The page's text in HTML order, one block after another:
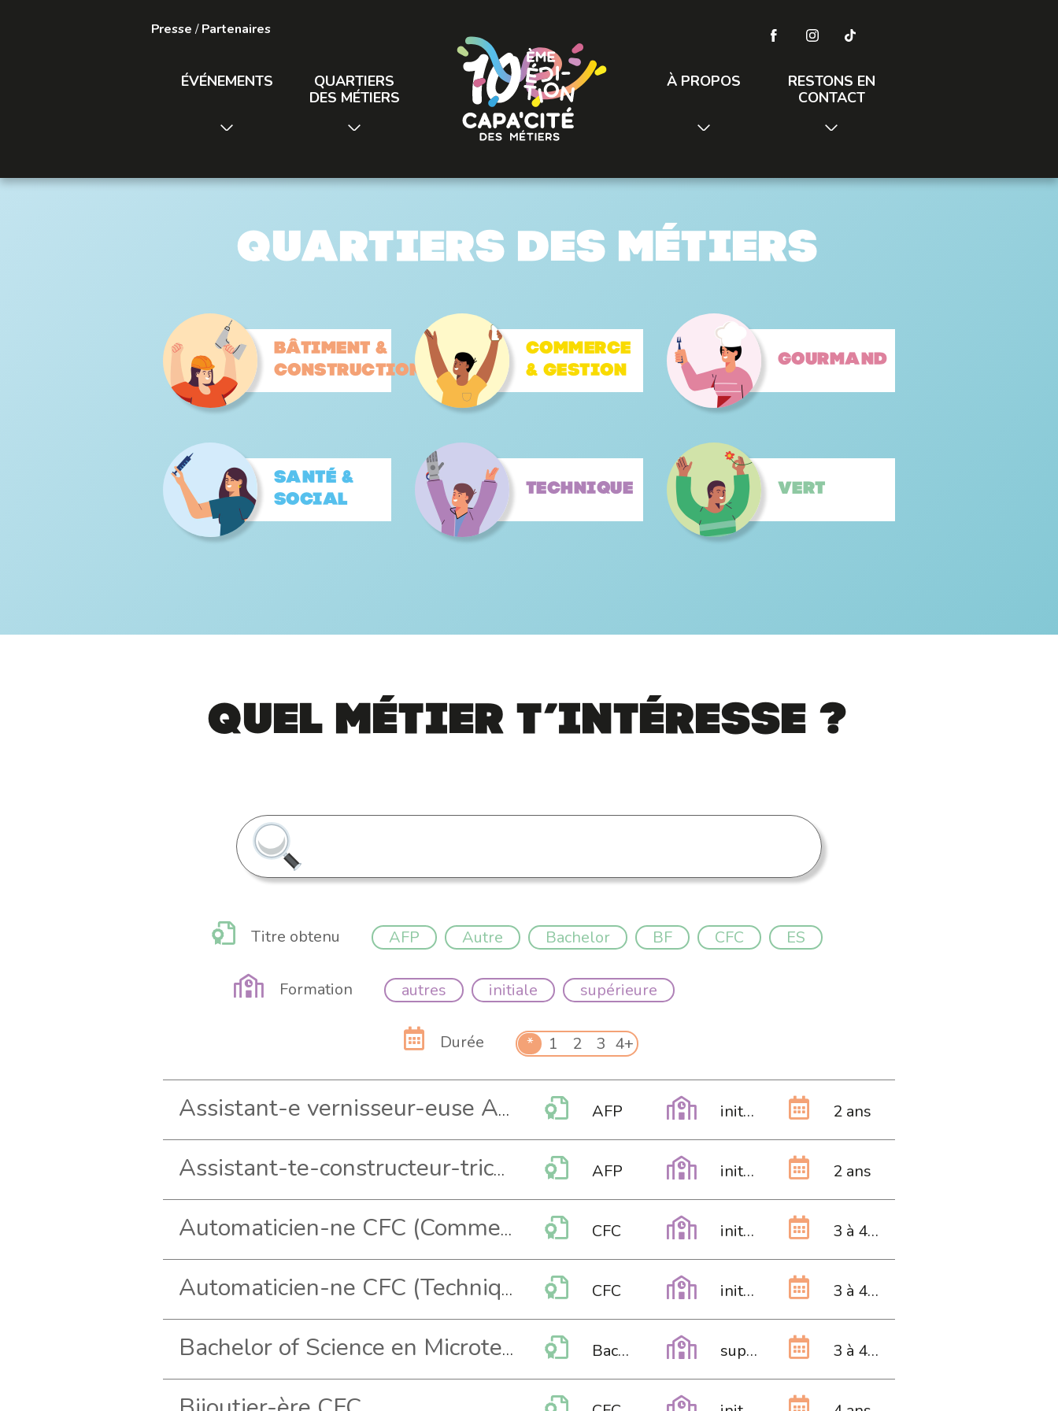
Presse/Partenaires
ÉVÉNEMENTS
QUARTIERS
DES MÉTIERS
À PROPOS
RESTONS EN
CONTACT
Quartiers des métiers
Bâtiment &
construction
Commerce
& gestion
Gourmand
Santé &
Social
Technique Vert
Quel métier t’intéresse ?
Titre obtenu AFP Autre Bachelor BF CFC ES
Formation autres initiale supérieure
Durée * 1 2 3 4+
Assistant-e vernisseur-euse AFP AFP initiale 2 ans
Assistant-te-constructeur-trice de routes AFP AFP initiale 2 ans
Automaticien-ne CFC (Commerce) CFC initiale 3 à 4 ans
Automaticien-ne CFC (Technique) CFC initiale 3 à 4 ans
Bachelor of Science en Microtechniques Bachelor HES supérieure 3 à 4 ans